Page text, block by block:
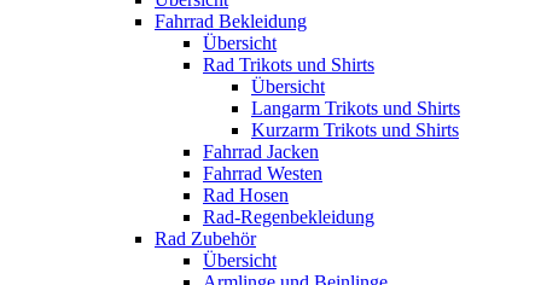
Fahrrad Bekleidung
Übersicht
Rad Trikots und Shirts
Übersicht
Langarm Trikots und Shirts
Kurzarm Trikots und Shirts
Fahrrad Jacken
Fahrrad Westen
Rad Hosen
Rad-Regenbekleidung
Rad Zubehör
Übersicht